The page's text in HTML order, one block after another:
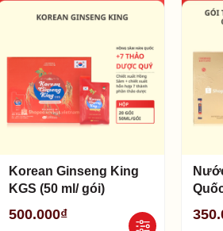
thuốc chữa bệnh.
Korean Ginseng King
KGS (50 ml/ gói)
500.000₫